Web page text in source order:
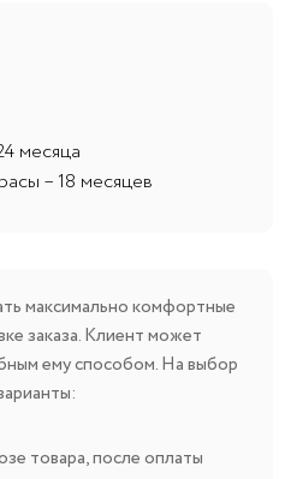
месяца
– 18 месяцев
максимально комфортные
заказа. Клиент может
ему способом. На выбор
товара, после оплаты